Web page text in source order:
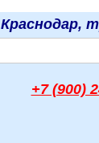
+7 (900)